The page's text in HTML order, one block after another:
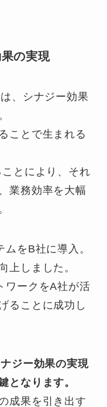
の実現
、シナジー効果
ことで生まれる
とにより、それ
業務効率を大幅
をB社に導入。
上しました。
ワークをA社が活
ることに成功し
ジー効果の実現
となります。
成果を引き出す